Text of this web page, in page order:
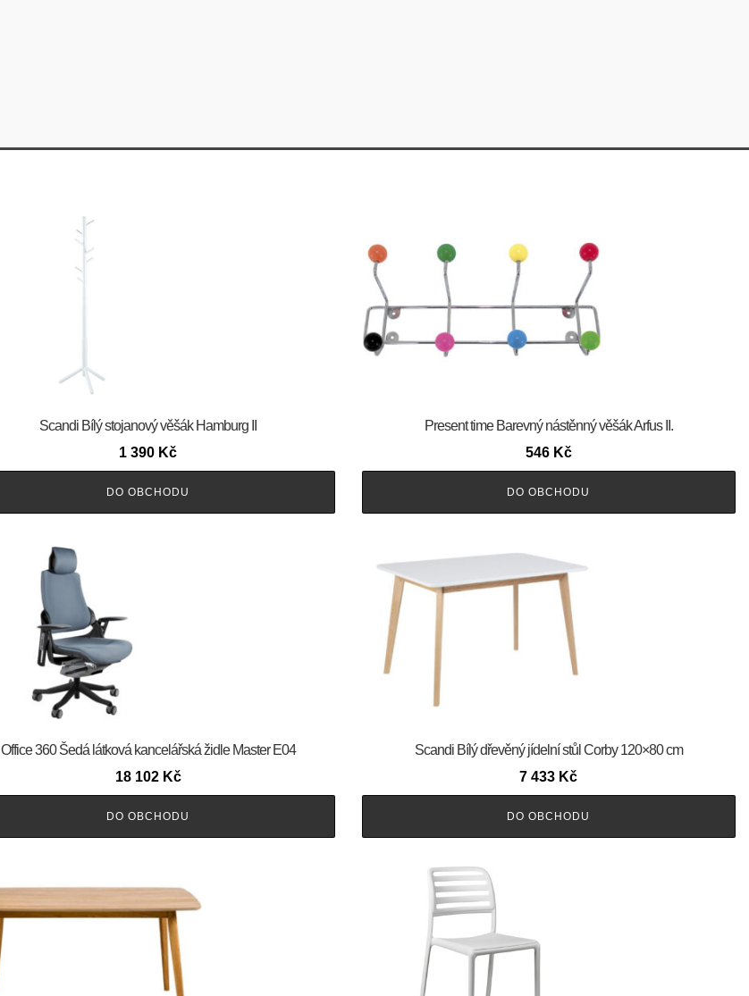
Scandi Bílý stojanový věšák Hamburg II
1 390 Kč
DO OBCHODU
Present time Barevný nástěnný věšák Arfus II.
546 Kč
DO OBCHODU
Office 360 Šedá látková kancelářská židle Master E04
18 102 Kč
DO OBCHODU
Scandi Bílý dřevěný jídelní stůl Corby 120×80 cm
7 433 Kč
DO OBCHODU